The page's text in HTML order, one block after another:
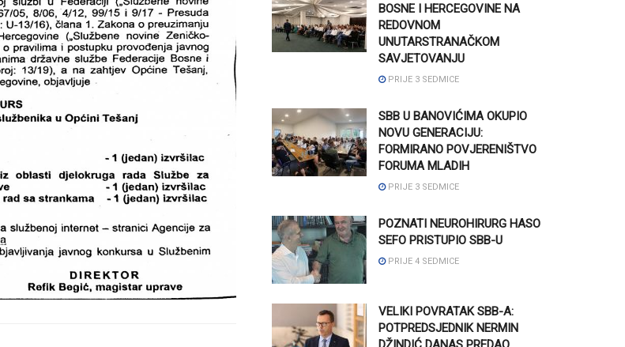
BOSNE I HERCEGOVINE NA
REDOVNOM
UNUTARSTRANAČKOM
SAVJETOVANJU
PRIJE 3 SEDMICE
SBB U BANOVIĆIMA OKUPIO
NOVU GENERACIJU:
FORMIRANO POVJERENIŠTVO
FORUMA MLADIH
PRIJE 3 SEDMICE
POZNATI NEUROHIRURG HASO
SEFO PRISTUPIO SBB-U
PRIJE 4 SEDMICE
VELIKI POVRATAK SBB-A:
POTPREDSJEDNIK NERMIN